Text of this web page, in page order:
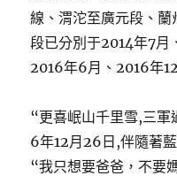
線、渭沱至廣元段、
段已分別于2014年7月
2016年6月、2016年
“更喜岷山千里雪,三軍
6年12月26日,伴隨著
“我只想要爸爸，不要